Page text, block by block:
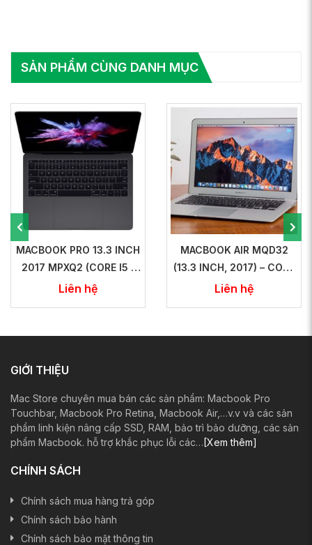
SẢN PHẨM CÙNG DANH MỤC
MACBOOK PRO 13.3 INCH
2017 MPXQ2 (CORE I5 /
8GB / 128GB) (GRAY
Liên hệ
MACBOOK AIR MQD32
(13.3 INCH, 2017) – CORE
I5 / RAM 8GB / SSD
Liên hệ
GIỚI THIỆU
Mac Store chuyên mua bán các sản phẩm: Macbook Pro
Touchbar, Macbook Pro Retina, Macbook Air,…v.v và các sản
phẩm linh kiện nâng cấp SSD, RAM, bảo trì bảo dưỡng, các sản
phẩm Macbook. hỗ trợ khắc phục lỗi các… [Xem thêm]
CHÍNH SÁCH
Chính sách mua hàng trả góp
Chính sách bảo hành
Chính sách bảo mật thông tin